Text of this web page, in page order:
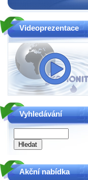
Videoprezentace
Vyhledávání
Akční nabídka